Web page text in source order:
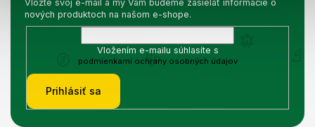
Vložte svoj e-mail a my Vám budeme zasielať informácie o
nových produktoch na našom e-shope.
Vložením e-mailu súhlasíte s
podmienkami ochrany osobných údajov
Prihlásiť sa